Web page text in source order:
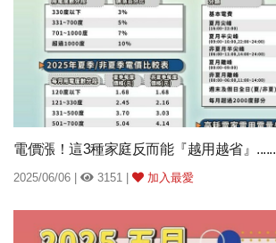
電價漲！這3種家庭反而能『越用越省』......
2025/06/06 | 3151 | 加入最愛